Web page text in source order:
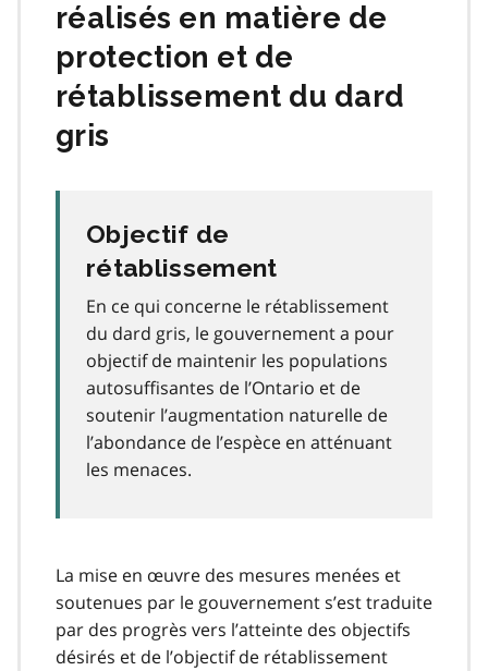
réalisés en matière de
protection et de
rétablissement du dard
gris
Objectif de
rétablissement
En ce qui concerne le rétablissement
du dard gris, le gouvernement a pour
objectif de maintenir les populations
autosuffisantes de l’Ontario et de
soutenir l’augmentation naturelle de
l’abondance de l’espèce en atténuant
les menaces.
La mise en œuvre des mesures menées et
soutenues par le gouvernement s’est traduite
par des progrès vers l’atteinte des objectifs
désirés et de l’objectif de rétablissement